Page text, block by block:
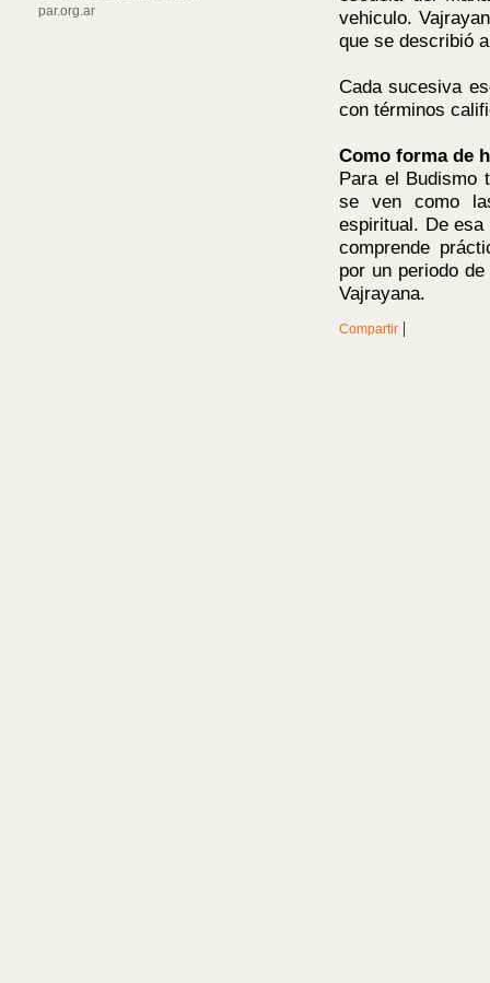
vehiculo.
que se describió
Cada sucesiva
con términos
Como forma de
Para el Budismo
se ven como
espiritual. De esa
comprende
por un periodo
Vajrayana.
Compartir |
par.org.ar